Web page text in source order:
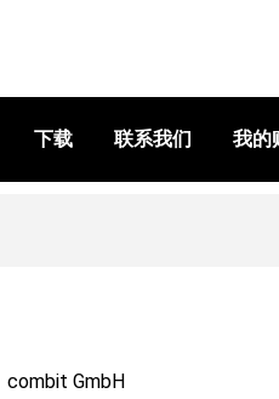
下载 联系我们 我的
combit GmbH